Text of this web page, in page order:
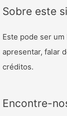
Sobre este
Este pode ser
apresentar, falar
créditos.
Encontre-